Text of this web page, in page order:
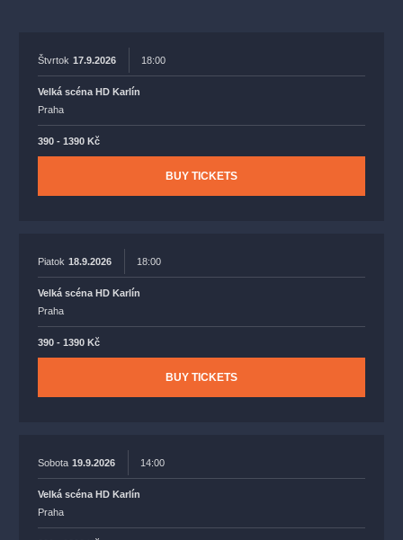
Štvrtok 17.9.2026 18:00
Velká scéna HD Karlín
Praha
390 - 1390 Kč
BUY TICKETS
Piatok 18.9.2026 18:00
Velká scéna HD Karlín
Praha
390 - 1390 Kč
BUY TICKETS
Sobota 19.9.2026 14:00
Velká scéna HD Karlín
Praha